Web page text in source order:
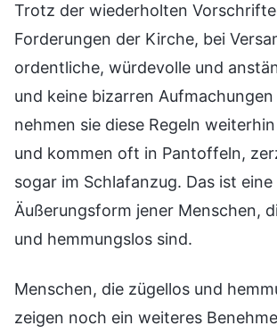
Trotz der wiederholten
Forderungen der Kirche, bei
ordentliche, würdevolle und
und keine bizarren
nehmen sie diese Regeln
und kommen oft in Pantoffeln,
sogar im Schlafanzug. Das ist eine
Äußerungsform jener Menschen,
und hemmungslos sind.
Menschen, die zügellos und
zeigen noch ein weiteres